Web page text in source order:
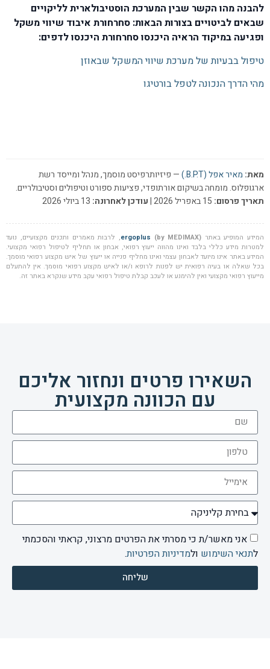
להבנה מהו הקשר שבין המערכת הוסטיבולארית לליקויים
שבאים לביטויים בצורות הבאות: סחרחורת איבוד שיווי משקל
ופגיעה במיקוד הראיה היכנסו סחרחורת היכנסו לדפים:
טיפול בבעיות של מערכת שיווי המשקל שבאוזן
מהי הדרך הנכונה לטפל בורטיגו
מאת: מאיר אפל (B.P.T.)
— פיזיותרפיסט מוסמך, מנהל ומייסד רשת
ארגופלוס. מומחה בשיקום אורתופדי, פציעות ספורט וטיפולים וסטיבולריים.
תאריך פרסום:
עודכן לאחרונה:
המידע המופיע באתר ergoplus (by MEDIMAX)
, לרבות מאמרים ותכנים מקצועיים, נועד
למטרות מידע כללי בלבד ואינו מהווה ייעוץ רפואי, אבחון או תחליף לטיפול רפואי מקצועי.
המידע באתר אינו מיועד לאבחון עצמי ואינו מחליף פנייה או ייעוץ של איש מקצוע רפואי מוסמך.
בכל שאלה או בעיה רפואית יש לפנות לרופא ו/או לאיש מקצוע רפואי מוסמך. אין להתעלם
מייעוץ רפואי מקצועי ואין להימנע או לעכב קבלת טיפול רפואי עקב מידע שנקרא באתר זה.
השאירו פרטים ונחזור אליכם
עם הכוונה מקצועית
אני מאשר/ת כי מסרתי את הפרטים מרצוני, קראתי והסכמתי
לתנאי השימוש ולמדיניות הפרטיות.
שליחה